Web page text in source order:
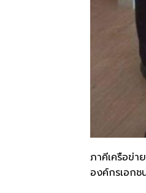
ภาคีเครือข่า
องค์กรเอก